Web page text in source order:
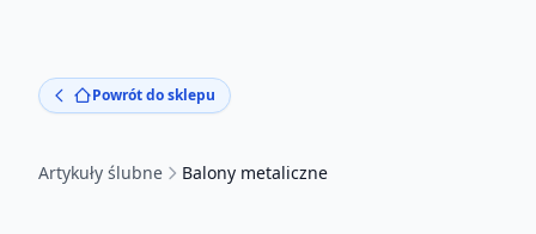
Powrót do sklepu
Artykuły ślubne Balony metaliczne